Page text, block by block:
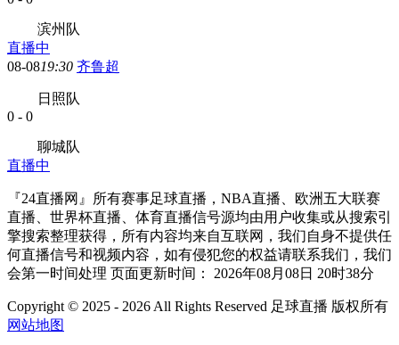
滨州队
直播中
08-0819:30 齐鲁超
日照队
0 - 0
聊城队
直播中
『24直播网』所有赛事足球直播，NBA直播、欧洲五大联赛
直播、世界杯直播、体育直播信号源均由用户收集或从搜索引
擎搜索整理获得，所有内容均来自互联网，我们自身不提供任
何直播信号和视频内容，如有侵犯您的权益请联系我们，我们
会第一时间处理 页面更新时间： 2026年08月08日 20时38分
Copyright © 2025 - 2026 All Rights Reserved 足球直播 版权所有
网站地图